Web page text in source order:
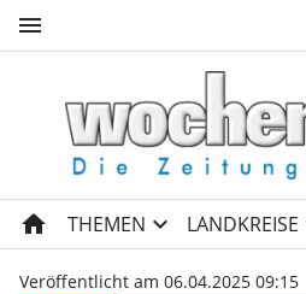
menu
Die Wilden
home THEMEN expand_more LANDKREISE
Veröffentlicht am 06.04.2025 09:15